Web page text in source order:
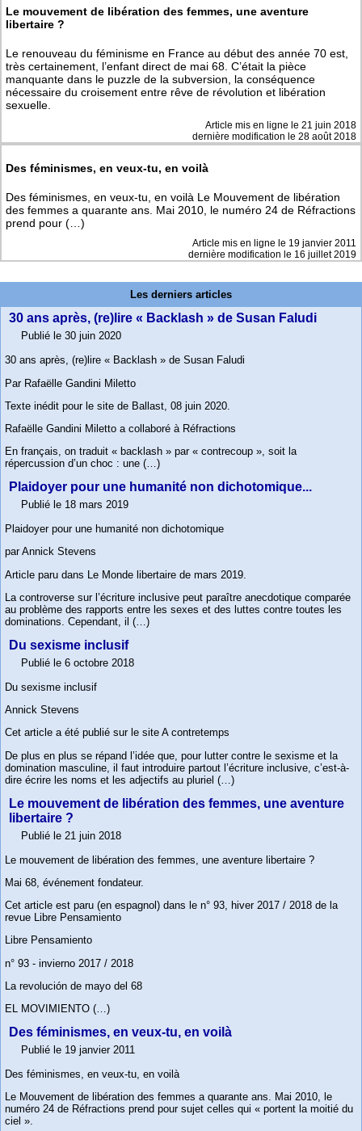
Le mouvement de libération des femmes, une aventure
libertaire ?
Le renouveau du féminisme en France au début des année 70 est,
très certainement, l’enfant direct de mai 68. C’était la pièce
manquante dans le puzzle de la subversion, la conséquence
nécessaire du croisement entre rêve de révolution et libération
sexuelle.
Article mis en ligne le 21 juin 2018
dernière modification le 28 août 2018
Des féminismes, en veux-tu, en voilà
Des féminismes, en veux-tu, en voilà Le Mouvement de libération
des femmes a quarante ans. Mai 2010, le numéro 24 de Réfractions
prend pour (…)
Article mis en ligne le 19 janvier 2011
dernière modification le 16 juillet 2019
Les derniers articles
30 ans après, (re)lire « Backlash » de Susan Faludi
Publié le 30 juin 2020
30 ans après, (re)lire « Backlash » de Susan Faludi
Par Rafaëlle Gandini Miletto
Texte inédit pour le site de Ballast, 08 juin 2020.
Rafaëlle Gandini Miletto a collaboré à Réfractions
En français, on traduit « backlash » par « contrecoup », soit la
répercussion d’un choc : une (…)
Plaidoyer pour une humanité non dichotomique...
Publié le 18 mars 2019
Plaidoyer pour une humanité non dichotomique
par Annick Stevens
Article paru dans Le Monde libertaire de mars 2019.
La controverse sur l’écriture inclusive peut paraître anecdotique comparée
au problème des rapports entre les sexes et des luttes contre toutes les
dominations. Cependant, il (…)
Du sexisme inclusif
Publié le 6 octobre 2018
Du sexisme inclusif
Annick Stevens
Cet article a été publié sur le site A contretemps
De plus en plus se répand l’idée que, pour lutter contre le sexisme et la
domination masculine, il faut introduire partout l’écriture inclusive, c’est-à-
dire écrire les noms et les adjectifs au pluriel (…)
Le mouvement de libération des femmes, une aventure
libertaire ?
Publié le 21 juin 2018
Le mouvement de libération des femmes, une aventure libertaire ?
Mai 68, événement fondateur.
Cet article est paru (en espagnol) dans le n° 93, hiver 2017 / 2018 de la
revue Libre Pensamiento
Libre Pensamiento
n° 93 - invierno 2017 / 2018
La revolución de mayo del 68
EL MOVIMIENTO (…)
Des féminismes, en veux-tu, en voilà
Publié le 19 janvier 2011
Des féminismes, en veux-tu, en voilà
Le Mouvement de libération des femmes a quarante ans. Mai 2010, le
numéro 24 de Réfractions prend pour sujet celles qui « portent la moitié du
ciel ».